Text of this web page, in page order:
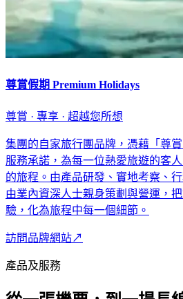
尊賞假期 Premium Holidays
尊賞 · 專享 · 超越您所想
集團的自家旅行團品牌，憑藉「尊
服務承諾，為每一位熱愛旅遊的客
的旅程。由產品研發、實地考察、
由業內資深人士親身策劃與營運，
驗，化為旅程中每一個細節。
訪問品牌網站↗
產品及服務